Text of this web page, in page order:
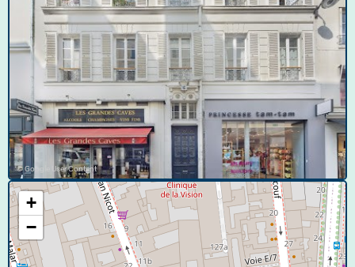
© Google User Content
+
−